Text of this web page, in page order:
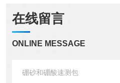
在线留言
ONLINE MESSAGE